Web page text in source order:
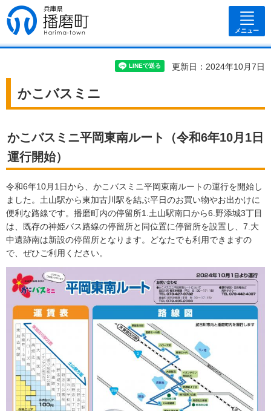
兵庫県 播磨
町
メニュー
更新日：2024年10月7日
かこバスミニ
かこバスミニ平岡東南ルート（令和6年10月1日
運行開始）
令和6年10月1日から、かこバスミニ平岡東南ルートの運行を開始し
ました。土山駅から東加古川駅を結ぶ平日のお買い物やお出かけに
便利な路線です。播磨町内の停留所1.土山駅南口から6.野添城3丁目
は、既存の神姫バス路線の停留所と同位置に停留所を設置し、7.大
中遺跡南は新設の停留所となります。どなたでも利用できますの
で、ぜひご利用ください。